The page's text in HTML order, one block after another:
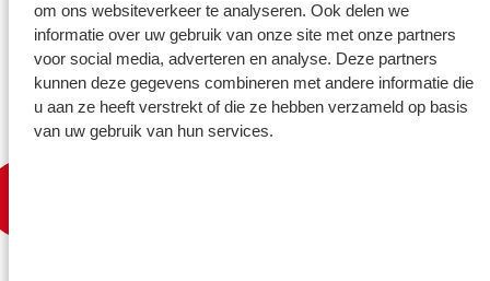
om ons websiteverkeer te analyseren. Ook delen we
informatie over uw gebruik van onze site met onze partners
voor social media, adverteren en analyse. Deze partners
kunnen deze gegevens combineren met andere informatie die
u aan ze heeft verstrekt of die ze hebben verzameld op basis
van uw gebruik van hun services.
aan te vragen. Met slechts een paar klikken vul je de
basisgegevens van je hijswerk in en kies je uit de best passende
kranen voor de klus.
Bekijk de video en probeer WagenborgOnline zelf